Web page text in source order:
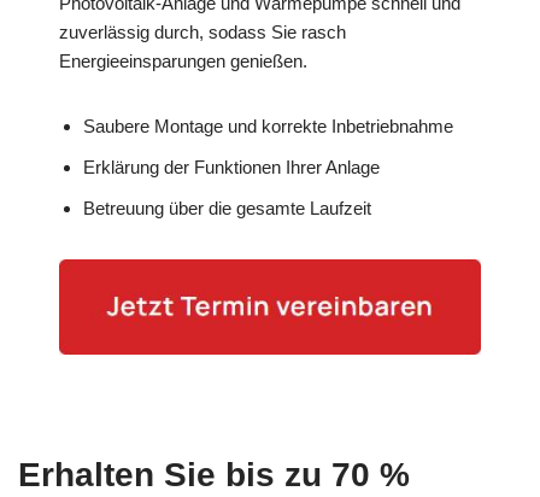
zuverlässig durch, sodass Sie rasch
Energieeinsparungen genießen.
Saubere Montage und korrekte Inbetriebnahme
Erklärung der Funktionen Ihrer Anlage
Betreuung über die gesamte Laufzeit
Erhalten Sie bis zu 70 %